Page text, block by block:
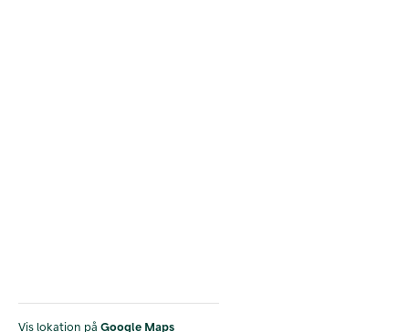
Vis lokation på Google Maps